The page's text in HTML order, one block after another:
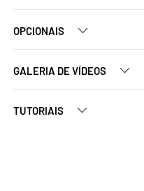
OPCIONAIS
GALERIA DE VÍDEOS
TUTORIAIS